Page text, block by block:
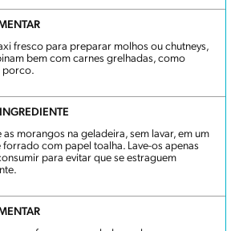
fresco para preparar molhos ou chutneys,
bem com carnes grelhadas, como
porco.
as morangos na geladeira, sem lavar, em um
forrado com papel toalha. Lave-os apenas
para evitar que se estraguem